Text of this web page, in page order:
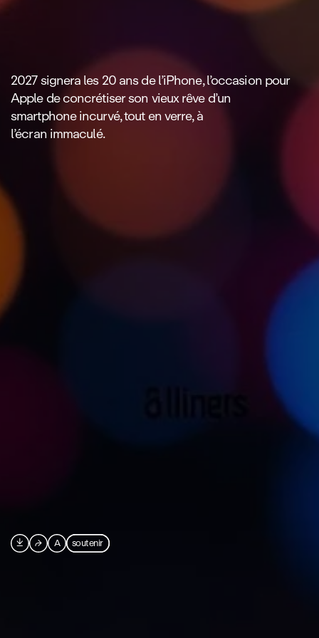
2027 signera les 20 ans de l’iPhone, l’occasion pour
Apple de concrétiser son vieux rêve d’un
smartphone incurvé, tout en verre, à
l’écran immaculé.
 ⮫ A soutenir